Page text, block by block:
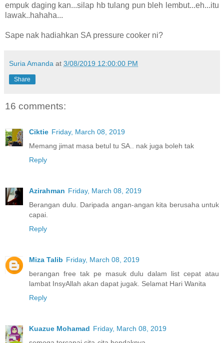
empuk daging kan...silap hb tulang pun bleh lembut...eh...itu
lawak..hahaha...
Sape nak hadiahkan SA pressure cooker ni?
Suria Amanda at 3/08/2019 12:00:00 PM
Share
16 comments:
Ciktie Friday, March 08, 2019
Memang jimat masa betul tu SA.. nak juga boleh tak
Reply
Azirahman Friday, March 08, 2019
Berangan dulu. Daripada angan-angan kita berusaha untuk
capai.
Reply
Miza Talib Friday, March 08, 2019
berangan free tak pe masuk dulu dalam list cepat atau
lambat InsyAllah akan dapat jugak. Selamat Hari Wanita
Reply
Kuazue Mohamad Friday, March 08, 2019